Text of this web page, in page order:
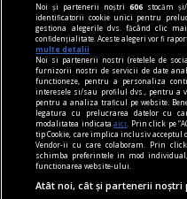
Noi și partenerii noștri606 stocăm
identificatorii cookie unici pentru
gestiona alegerile dvs. făcând clic
confidențialitate. Aceste alegeri vor fi
multe detalii
Noi si partenerii nostri (retelele de
furnizorii nostri de servicii de date
functioneze, pentru a personaliza
interesele si/sau profilul dvs., pentru a
pentru a analiza traficul pe website.
legatura cu prelucrarea datelor cu
modalitatea indicataaici
. Prin click pe
tip Cookie, care implica inclusiv acceptul
Vendor-ii cu care colaboram. Prin click
schimba preferintele in mod
functionarea website-ului.
Atât noi, cât și partenerii